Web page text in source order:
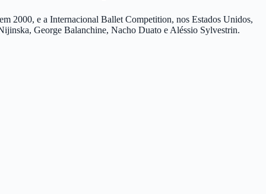
2000, e a Internacional Ballet Competition, nos Estados Unidos,
George Balanchine, Nacho Duato e Aléssio Sylvestrin.